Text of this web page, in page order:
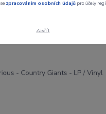
Giants - LP /
zpracováním osobních údajů pro účely
Zavřít